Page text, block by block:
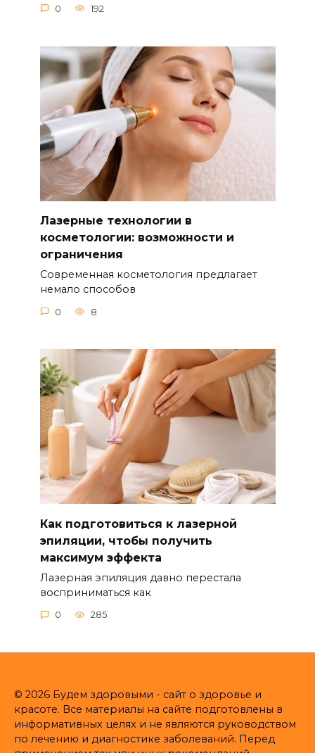
0 192
Лазерные технологии в
косметологии: возможности и
ограничения
Современная косметология предлагает
немало способов
0 8
Как подготовиться к лазерной
эпиляции, чтобы получить
максимум эффекта
Лазерная эпиляция давно перестала
восприниматься как
0 285
© 2026 Будем здоровыми - сайт о здоровье и
красоте. Все материалы на сайте подготовлены в
информативных целях и не являются руководством
по лечению и диагностике заболеваний. Перед